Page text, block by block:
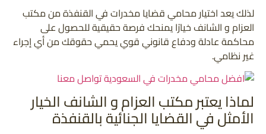
لذلك يعد اختيار محامي قضايا مخدرات في القنفذة من مكتب
العزام و الشانف خيارًا يمنحك فرصة حقيقية للحصول على
محاكمة عادلة ودفاع قانوني قوي يحمي حقوقك من أي إجراء
غير نظامي.
لماذا يعتبر مكتب العزام و الشانف الخيار
الأمثل في القضايا الجنائية بالقنفذة